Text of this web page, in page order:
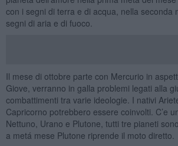
con i segni di terra e di acqua, nella seconda
segni di aria e di fuoco.
Il mese di ottobre parte con Mercurio in
Giove, verranno in galla problemi legati alla
combattimenti tra varie ideologie. I nativi
Capricorno potrebbero essere coinvolti. C’e
Nettuno, Urano e Plutone, tutti tre pianeti
a metá mese Plutone riprende il moto diretto.